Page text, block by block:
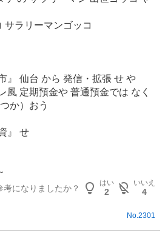
サラリーマンゴッコ
』 仙台 から 発信・拡張 せ や
風 定期預金や 普通預金では なく
か）おう
』 せ
考になりましたか？
はい
2
いいえ
4
No. 2301